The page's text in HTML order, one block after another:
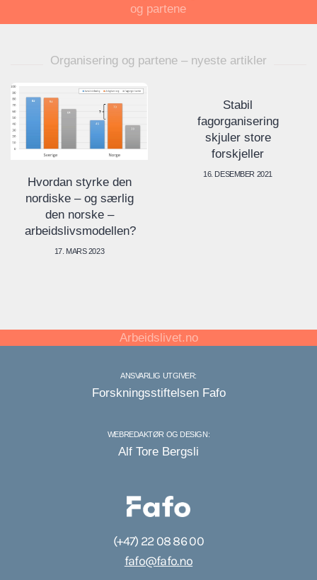
og partene
Organisering og partene – nyeste artikler
Hvordan styrke den
nordiske – og særlig
den norske –
arbeidslivsmodellen?
17. MARS 2023
Stabil
fagorganisering
skjuler store
forskjeller
16. DESEMBER 2021
Arbeidslivet.no
(+47) 22 08 86 00
fafo@fafo.no
ANSVARLIG UTGIVER:
Forskningsstiftelsen Fafo
WEBREDAKTØR OG DESIGN:
Alf Tore Bergsli